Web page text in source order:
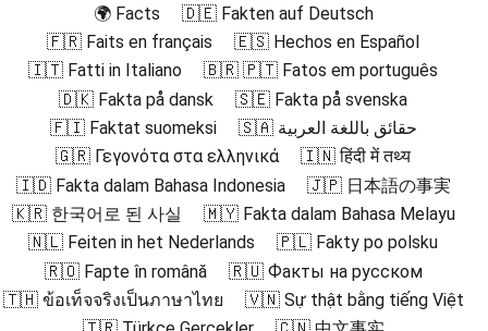
🌍 Facts
🇩🇪 Fakten auf Deutsch
🇫🇷 Faits en français
🇪🇸 Hechos en Español
🇮🇹 Fatti in Italiano
🇧🇷 🇵🇹 Fatos em português
🇩🇰 Fakta på dansk
🇸🇪 Fakta på svenska
🇫🇮 Faktat suomeksi
🇸🇦 حقائق باللغة العربية
🇬🇷 Γεγονότα στα ελληνικά
🇮🇳 हिंदी में तथ्य
🇮🇩 Fakta dalam Bahasa Indonesia
🇯🇵 日本語の事実
🇰🇷 한국어로 된 사실
🇲🇾 Fakta dalam Bahasa Melayu
🇳🇱 Feiten in het Nederlands
🇵🇱 Fakty po polsku
🇷🇴 Fapte în română
🇷🇺 Факты на русском
🇹🇭 ข้อเท็จจริงเป็นภาษาไทย
🇻🇳 Sự thật bằng tiếng Việt